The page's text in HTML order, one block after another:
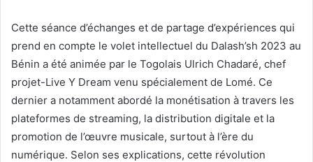
Cette séance d’échanges et de partage d’expériences qui
prend en compte le volet intellectuel du Dalash’sh 2023 au
Bénin a été animée par le Togolais Ulrich Chadaré, chef
projet-Live Y Dream venu spécialement de Lomé. Ce
dernier a notamment abordé la monétisation à travers les
plateformes de streaming, la distribution digitale et la
promotion de l’œuvre musicale, surtout à l’ère du
numérique. Selon ses explications, cette révolution